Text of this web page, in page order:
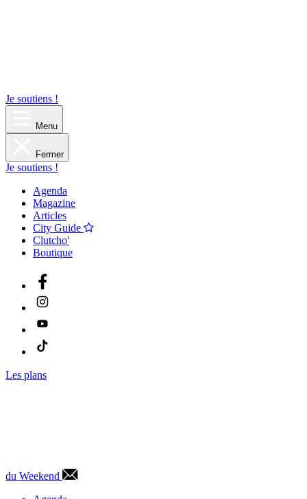
Je soutiens !
Menu
Fermer
Je soutiens !
Agenda
Magazine
Articles
City Guide
Clutcho'
Boutique
Les plans
du Weekend